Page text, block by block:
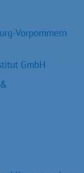
Vorpommern
GmbH